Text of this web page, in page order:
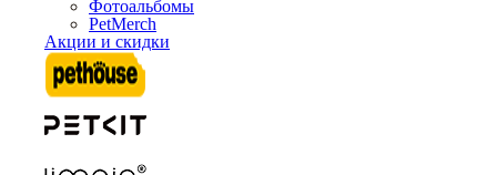
Фотоальбомы
PetMerch
Акции и скидки